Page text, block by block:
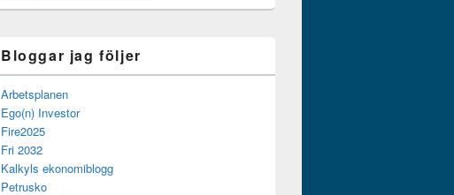
Bloggar jag följer
Arbetsplanen
Ego(n) Investor
Fire2025
Fri 2032
Kalkyls ekonomiblogg
Petrusko